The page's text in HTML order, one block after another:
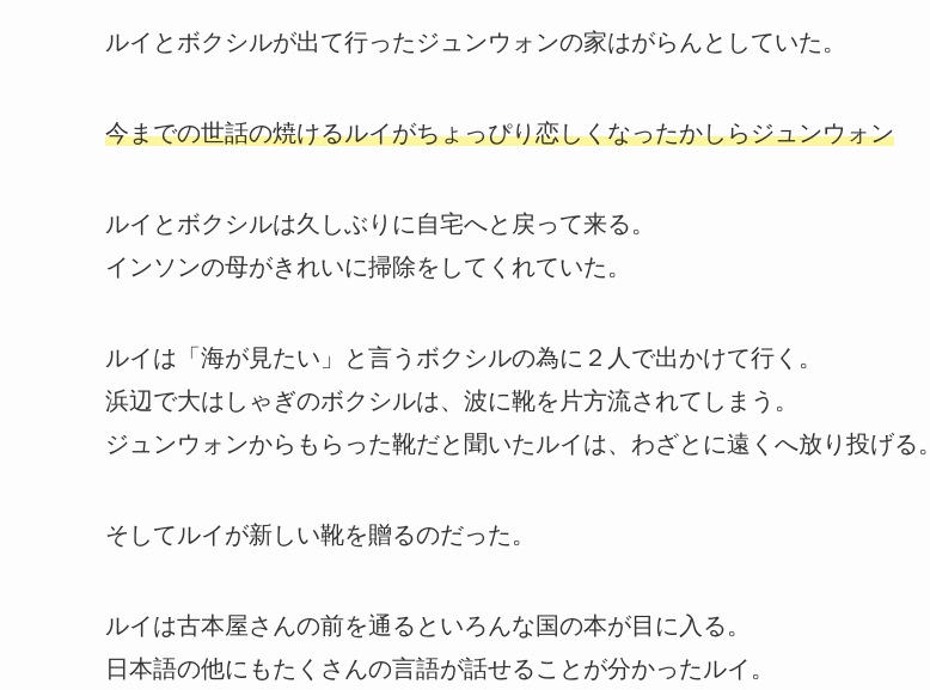
ルイとボクシルが出て行ったジュンウォンの家はがらんとしていた。
今までの世話の焼けるルイがちょっぴり恋しくなったかしらジュンウォン
ルイとボクシルは久しぶりに自宅へと戻って来る。
インソンの母がきれいに掃除をしてくれていた。
ルイは「海が見たい」と言うボクシルの為に２人で出かけて行く。
浜辺で大はしゃぎのボクシルは、波に靴を片方流されてしまう。
ジュンウォンからもらった靴だと聞いたルイは、わざとに遠くへ放り投げる。
そしてルイが新しい靴を贈るのだった。
ルイは古本屋さんの前を通るといろんな国の本が目に入る。
日本語の他にもたくさんの言語が話せることが分かったルイ。